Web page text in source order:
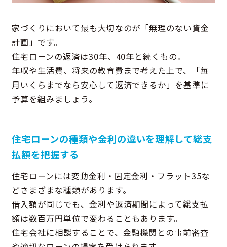
家づくりにおいて最も大切なのが「無理のない資金
計画」です。
住宅ローンの返済は30年、40年と続くもの。
年収や生活費、将来の教育費まで考えた上で、「毎
月いくらまでなら安心して返済できるか」を基準に
予算を組みましょう。
住宅ローンの種類や金利の違いを理解して総支
払額を把握する
住宅ローンには変動金利・固定金利・フラット35な
どさまざまな種類があります。
借入額が同じでも、金利や返済期間によって総支払
額は数百万円単位で変わることもあります。
住宅会社に相談することで、金融機関との事前審査